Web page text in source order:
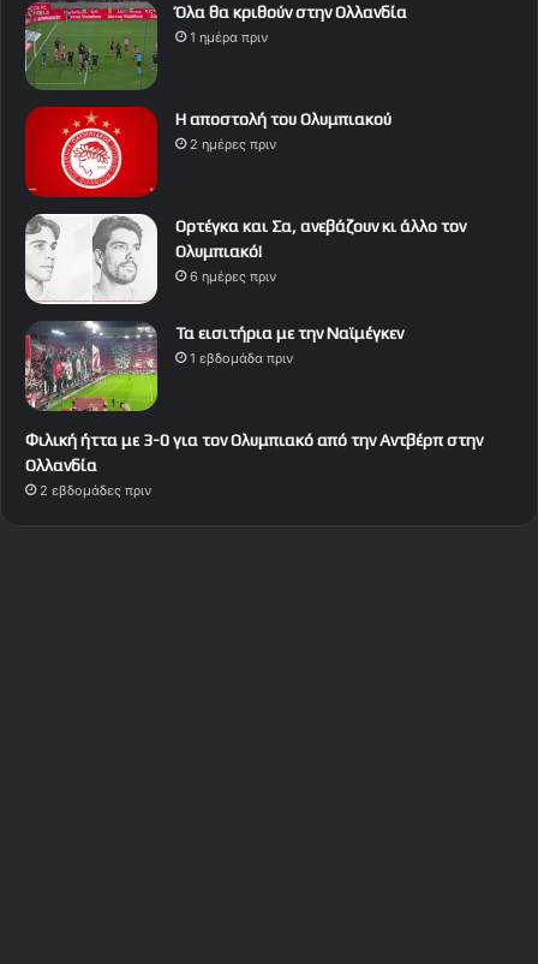
Όλα θα κριθούν στην Ολλανδία
1 ημέρα πριν
Η αποστολή του Ολυμπιακού
2 ημέρες πριν
Ορτέγκα και Σα, ανεβάζουν κι άλλο τον
Ολυμπιακό!
6 ημέρες πριν
Τα εισιτήρια με την Ναϊμέγκεν
1 εβδομάδα πριν
Φιλική ήττα με 3-0 για τον Ολυμπιακό από την Αντβέρπ στην
Ολλανδία
2 εβδομάδες πριν